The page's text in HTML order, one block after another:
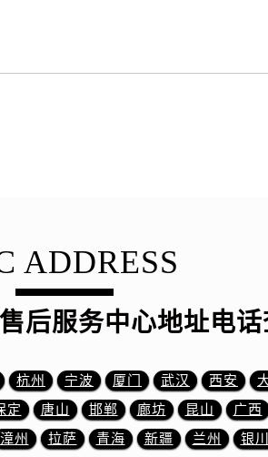
中心（需提前预约）
心（需提前预约）
）
约）
）
约）
）
ADDRESS
后服务中心地址电
杭州 宁波 厦门 武汉 西安
定 唐山 邯郸 廊坊 昆山
广西
漳州 拉萨 青海 新疆 兰州 银